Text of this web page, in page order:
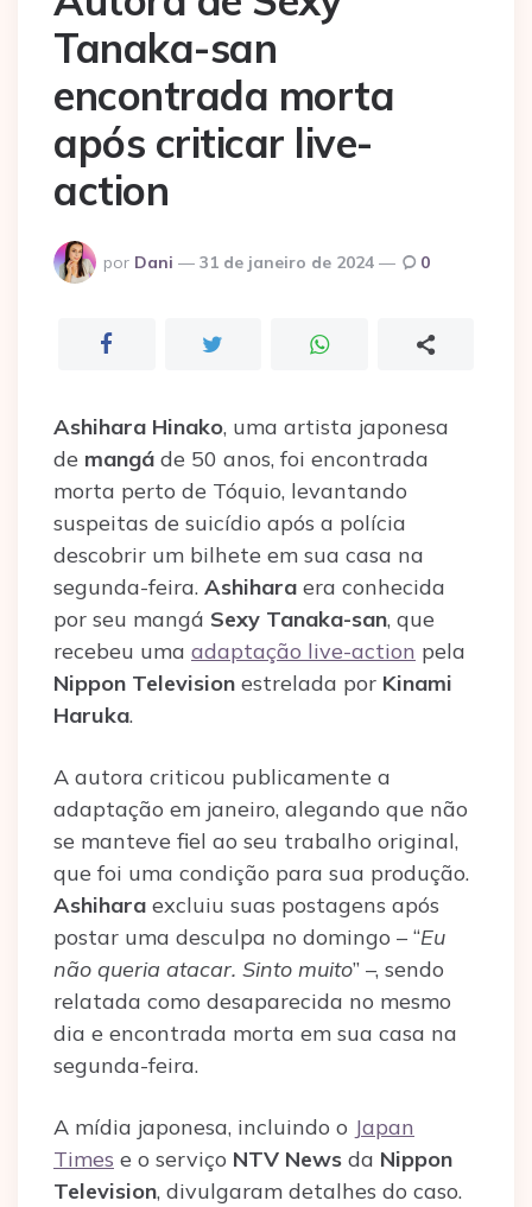
Tanaka-san
encontrada morta
após criticar live-
action
Postado
por
por Dani 31 de janeiro de 2024 0
Ashihara Hinako, uma artista japonesa
de mangá de 50 anos, foi encontrada
morta perto de Tóquio, levantando
suspeitas de suicídio após a polícia
descobrir um bilhete em sua casa na
segunda-feira. Ashihara era conhecida
por seu mangá Sexy Tanaka-san, que
recebeu uma adaptação live-action pela
Nippon Television estrelada por Kinami
Haruka.
A autora criticou publicamente a
adaptação em janeiro, alegando que não
se manteve fiel ao seu trabalho original,
que foi uma condição para sua produção.
Ashihara excluiu suas postagens após
postar uma desculpa no domingo – “Eu
não queria atacar. Sinto muito” –, sendo
relatada como desaparecida no mesmo
dia e encontrada morta em sua casa na
segunda-feira.
A mídia japonesa, incluindo o Japan
Times e o serviço NTV News da Nippon
Television, divulgaram detalhes do caso.